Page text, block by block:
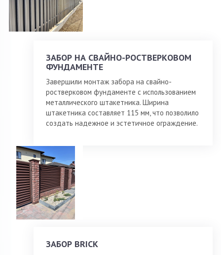
ЗАБОР НА СВАЙНО-РОСТВЕРКОВОМ
ФУНДАМЕНТЕ
Завершили монтаж забора на свайно-
ростверковом фундаменте с использованием
металлического штакетника. Ширина
штакетника составляет 115 мм, что позволило
создать надежное и эстетичное ограждение.
ЗАБОР BRICK